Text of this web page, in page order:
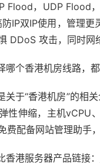
Flood，UDP Flood
IP双IP使用，管理
DDoS 攻击，同时网
哪个香港机房线路，
关于“香港机房”的相关
性伸缩，主机vCPU
费配备网站管理助手
香港服务器产品链接：